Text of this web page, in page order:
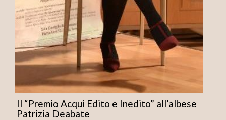
Il “Premio Acqui Edito e Inedito” all’albese
Patrizia Deabate